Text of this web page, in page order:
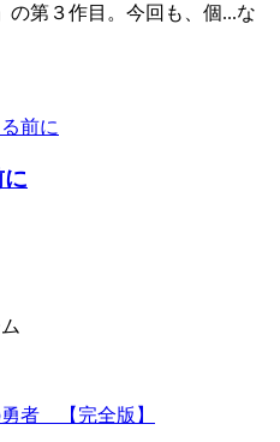
の第３作目。今回も、個...な